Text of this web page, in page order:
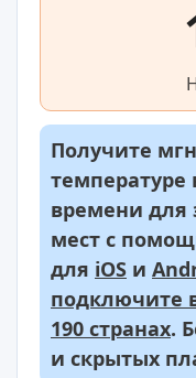
Получите
времени для
мест с
для iOS и
подключите
190 странах.
и скрытых